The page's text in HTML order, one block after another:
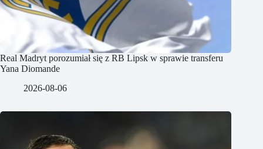
Real Madryt porozumiał się z RB Lipsk w sprawie transferu
Yana Diomande
2026-08-06